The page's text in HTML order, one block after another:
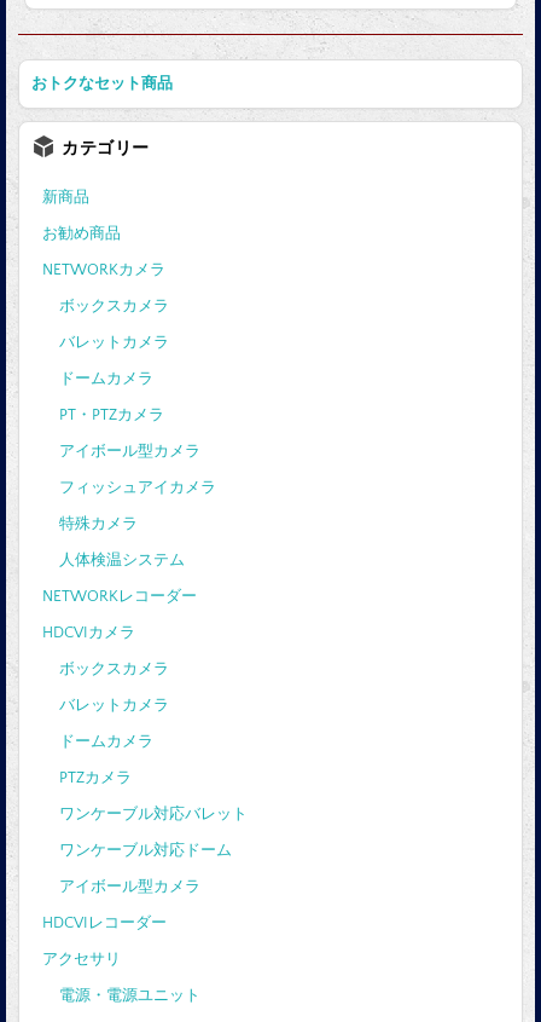
おトクなセット商品
カテゴリー
新商品
お勧め商品
NETWORKカメラ
ボックスカメラ
バレットカメラ
ドームカメラ
PT・PTZカメラ
アイボール型カメラ
フィッシュアイカメラ
特殊カメラ
人体検温システム
NETWORKレコーダー
HDCVIカメラ
ボックスカメラ
バレットカメラ
ドームカメラ
PTZカメラ
ワンケーブル対応バレット
ワンケーブル対応ドーム
アイボール型カメラ
HDCVIレコーダー
アクセサリ
電源・電源ユニット